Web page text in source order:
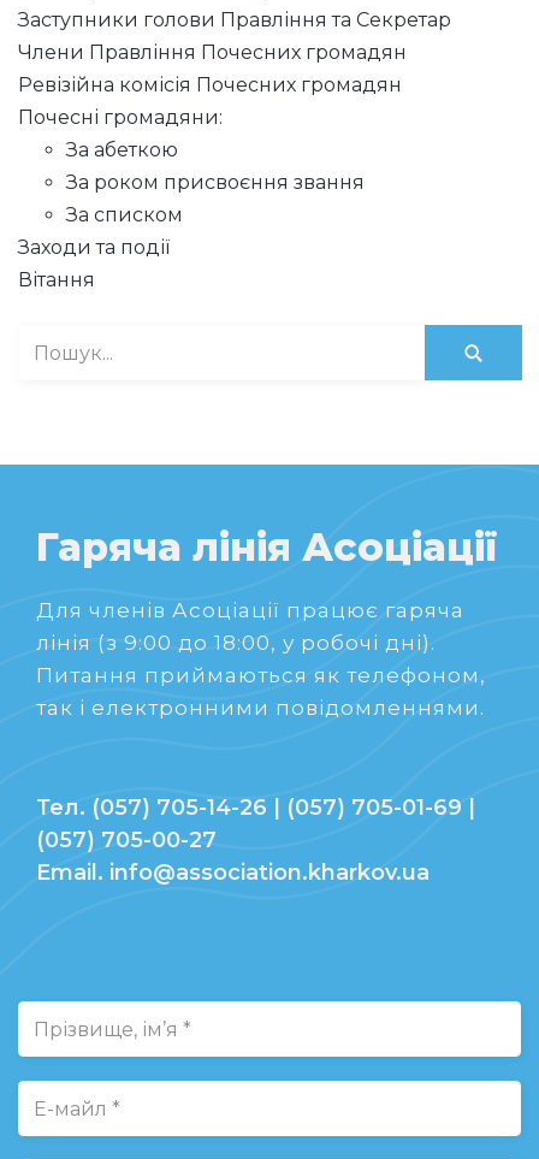
Заступники голови Правління та Секретар
Члени Правління Почесних громадян
Ревізійна комісія Почесних громадян
Почесні громадяни:
За абеткою
За роком присвоєння звання
За списком
Заходи та події
Вітання
Гаряча лінія Асоціації
Для членів Асоціації працює гаряча
лінія (з 9:00 до 18:00, у робочі дні).
Питання приймаються як телефоном,
так і електронними повідомленнями.
Тел. (057) 705-14-26 | (057) 705-01-69 |
(057) 705-00-27
Email. info@association.kharkov.ua